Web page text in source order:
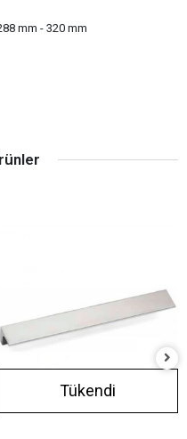
mm - 320 mm
Tükendi